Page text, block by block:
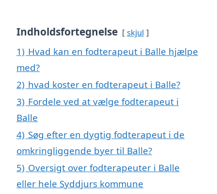
Indholdsfortegnelse skjul
1) Hvad kan en fodterapeut i Balle hjælpe
med?
2) hvad koster en fodterapeut i Balle?
3) Fordele ved at vælge fodterapeut i
Balle
4) Søg efter en dygtig fodterapeut i de
omkringliggende byer til Balle?
5) Oversigt over fodterapeuter i Balle
eller hele Syddjurs kommune